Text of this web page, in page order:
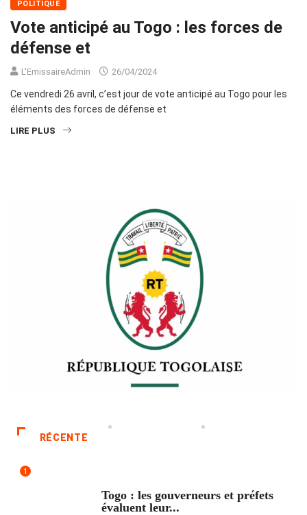
POLITIQUE
Vote anticipé au Togo : les forces de
défense et
L'EmissaireAdmin 26/04/2024
Ce vendredi 26 avril, c’est jour de vote anticipé au Togo pour les
éléments des forces de défense et
LIRE PLUS
RÉCENTE
1
Togo : les gouverneurs et préfets
évaluent leur...